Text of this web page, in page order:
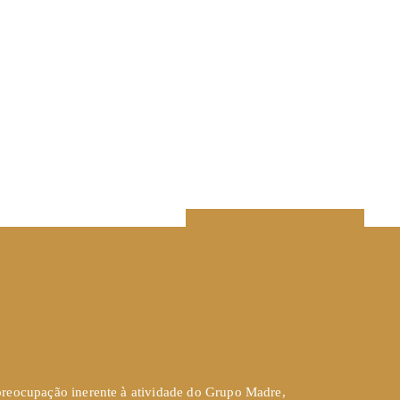
inerente à atividade do Grupo Madre,